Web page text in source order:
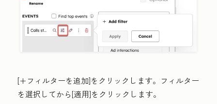
[+フィルターを追加]をクリックします。フィルター
を選択してから[適用]をクリックします。